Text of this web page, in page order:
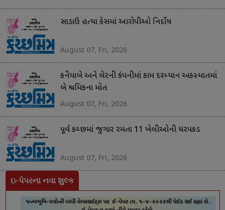
સાડાઉ હત્યા કેસમાં આરોપીઓ નિર્દોષ
August 07, Fri, 2026
કનૈયાબે અને લેરની કંપનીમાં કામ દરમ્યાન અકસ્માતમાં
બે શ્રમિકના મોત
August 07, Fri, 2026
પૂર્વ કચ્છમાં જુગાર રમતા 11 ખેલીઓની ધરપકડ
August 07, Fri, 2026
ઇ-પેપરના નવા શુલ્ક